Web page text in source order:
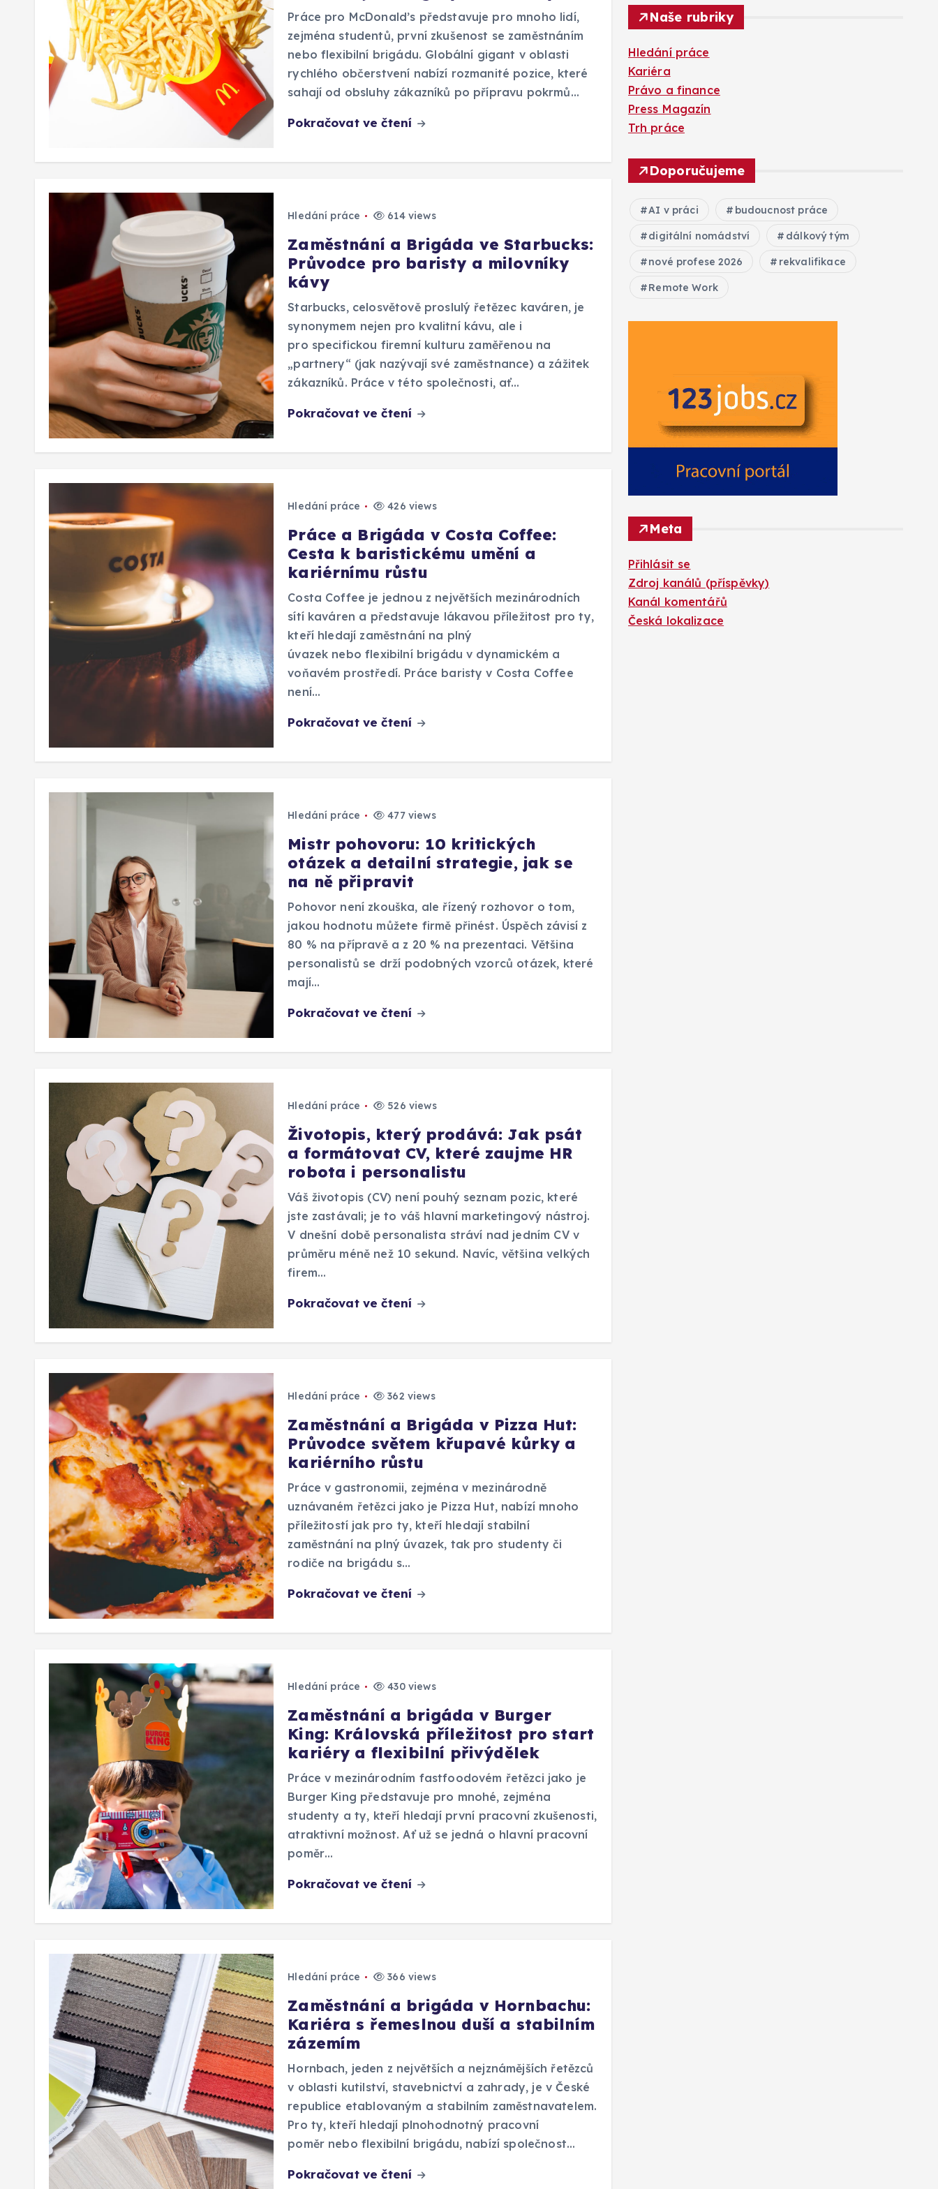
Práce pro McDonald’s představuje pro mnoho lidí,
zejména studentů, první zkušenost se zaměstnáním
nebo flexibilní brigádu. Globální gigant v oblasti
rychlého občerstvení nabízí rozmanité pozice, které
sahají od obsluhy zákazníků po přípravu pokrmů…
Pokračovat ve čtení
Hledání práce 614 views
Zaměstnání a Brigáda ve Starbucks:
Průvodce pro baristy a milovníky
kávy
Starbucks, celosvětově proslulý řetězec kaváren, je
synonymem nejen pro kvalitní kávu, ale i
pro specifickou firemní kulturu zaměřenou na
„partnery“ (jak nazývají své zaměstnance) a zážitek
zákazníků. Práce v této společnosti, ať…
Pokračovat ve čtení
Hledání práce 426 views
Práce a Brigáda v Costa Coffee:
Cesta k baristickému umění a
kariérnímu růstu
Costa Coffee je jednou z největších mezinárodních
sítí kaváren a představuje lákavou příležitost pro ty,
kteří hledají zaměstnání na plný
úvazek nebo flexibilní brigádu v dynamickém a
voňavém prostředí. Práce baristy v Costa Coffee
není…
Pokračovat ve čtení
Hledání práce 477 views
Mistr pohovoru: 10 kritických
otázek a detailní strategie, jak se
na ně připravit
Pohovor není zkouška, ale řízený rozhovor o tom,
jakou hodnotu můžete firmě přinést. Úspěch závisí z
80 % na přípravě a z 20 % na prezentaci. Většina
personalistů se drží podobných vzorců otázek, které
mají…
Pokračovat ve čtení
Hledání práce 526 views
Životopis, který prodává: Jak psát
a formátovat CV, které zaujme HR
robota i personalistu
Váš životopis (CV) není pouhý seznam pozic, které
jste zastávali; je to váš hlavní marketingový nástroj.
V dnešní době personalista stráví nad jedním CV v
průměru méně než 10 sekund. Navíc, většina velkých
firem…
Pokračovat ve čtení
Hledání práce 362 views
Zaměstnání a Brigáda v Pizza Hut:
Průvodce světem křupavé kůrky a
kariérního růstu
Práce v gastronomii, zejména v mezinárodně
uznávaném řetězci jako je Pizza Hut, nabízí mnoho
příležitostí jak pro ty, kteří hledají stabilní
zaměstnání na plný úvazek, tak pro studenty či
rodiče na brigádu s…
Pokračovat ve čtení
Hledání práce 430 views
Zaměstnání a brigáda v Burger
King: Královská příležitost pro start
kariéry a flexibilní přivýdělek
Práce v mezinárodním fastfoodovém řetězci jako je
Burger King představuje pro mnohé, zejména
studenty a ty, kteří hledají první pracovní zkušenosti,
atraktivní možnost. Ať už se jedná o hlavní pracovní
poměr…
Pokračovat ve čtení
Hledání práce 366 views
Zaměstnání a brigáda v Hornbachu:
Kariéra s řemeslnou duší a stabilním
zázemím
Hornbach, jeden z největších a nejznámějších řetězců
v oblasti kutilství, stavebnictví a zahrady, je v České
republice etablovaným a stabilním zaměstnavatelem.
Pro ty, kteří hledají plnohodnotný pracovní
poměr nebo flexibilní brigádu, nabízí společnost…
Pokračovat ve čtení
Naše rubriky
Hledání práce
Kariéra
Právo a finance
Press Magazín
Trh práce
Doporučujeme
AI v práci budoucnost práce
digitální nomádství dálkový tým
nové profese 2026 rekvalifikace
Remote Work
Meta
Přihlásit se
Zdroj kanálů (příspěvky)
Kanál komentářů
Česká lokalizace